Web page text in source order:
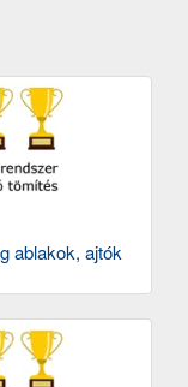
ablakok, ajtók